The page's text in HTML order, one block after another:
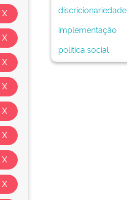
discricionariedade
implementação
política social